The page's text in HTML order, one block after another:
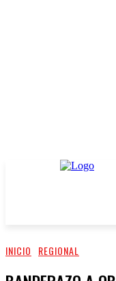
INICIO REGIONAL